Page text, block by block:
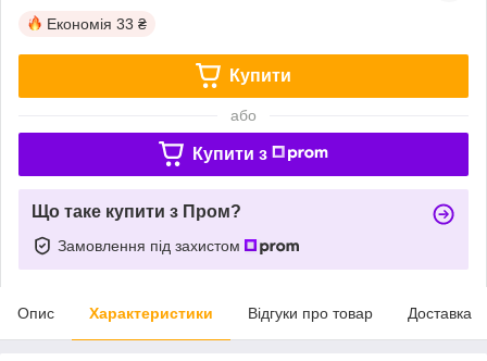
Економія 33 ₴
Купити
або
Купити з
Що таке купити з Пром?
Замовлення під захистом
Опис Характеристики Відгуки про товар Доставка